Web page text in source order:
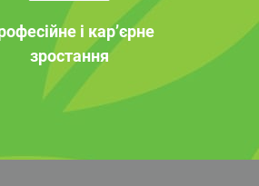
і кар’єрне
зростання